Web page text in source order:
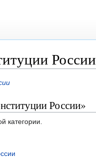
России
России»
категории.